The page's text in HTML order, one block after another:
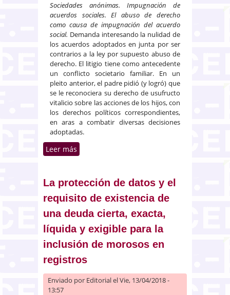
Sociedades anónimas. Impugnación de
acuerdos sociales. El abuso de derecho
como causa de impugnación del acuerdo
social. Demanda interesando la nulidad de
los acuerdos adoptados en junta por ser
contrarios a la ley por supuesto abuso de
derecho. El litigio tiene como antecedente
un conflicto societario familiar. En un
pleito anterior, el padre pidió (y logró) que
se le reconociera su derecho de usufructo
vitalicio sobre las acciones de los hijos, con
los derechos políticos correspondientes,
en aras a combatir diversas decisiones
adoptadas.
Leer más
La protección de datos y el
requisito de existencia de
una deuda cierta, exacta,
líquida y exigible para la
inclusión de morosos en
registros
Enviado por Editorialel Vie, 13/04/2018 -
13:57